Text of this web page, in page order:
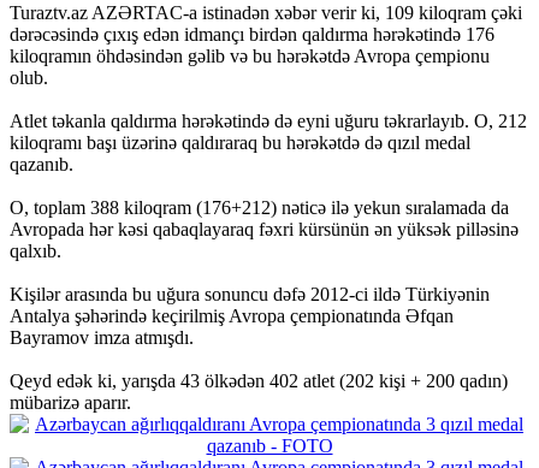
Turaztv.az AZƏRTAC-a istinadən xəbər verir ki, 109 kiloqram çəki
dərəcəsində çıxış edən idmançı birdən qaldırma hərəkətində 176
kiloqramın öhdəsindən gəlib və bu hərəkətdə Avropa çempionu
olub.
Atlet təkanla qaldırma hərəkətində də eyni uğuru təkrarlayıb. O, 212
kiloqramı başı üzərinə qaldıraraq bu hərəkətdə də qızıl medal
qazanıb.
O, toplam 388 kiloqram (176+212) nəticə ilə yekun sıralamada da
Avropada hər kəsi qabaqlayaraq fəxri kürsünün ən yüksək pilləsinə
qalxıb.
Kişilər arasında bu uğura sonuncu dəfə 2012-ci ildə Türkiyənin
Antalya şəhərində keçirilmiş Avropa çempionatında Əfqan
Bayramov imza atmışdı.
Qeyd edək ki, yarışda 43 ölkədən 402 atlet (202 kişi + 200 qadın)
mübarizə aparır.